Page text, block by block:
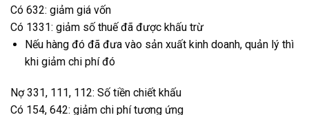
Có 632: giảm giá vốn
Có 1331: giảm số thuế đã được khấu trừ
Nếu hàng đó đã đưa vào sản xuất kinh doanh, quản lý thì
khi giảm chi phí đó
Nợ 331, 111, 112: Số tiền chiết khấu
Có 154, 642: giảm chi phí tương ứng